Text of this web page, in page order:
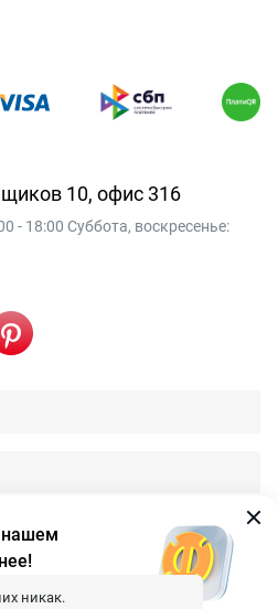
10, офис 316
- 18:00 Суббота, воскресенье:
нашем
никак.